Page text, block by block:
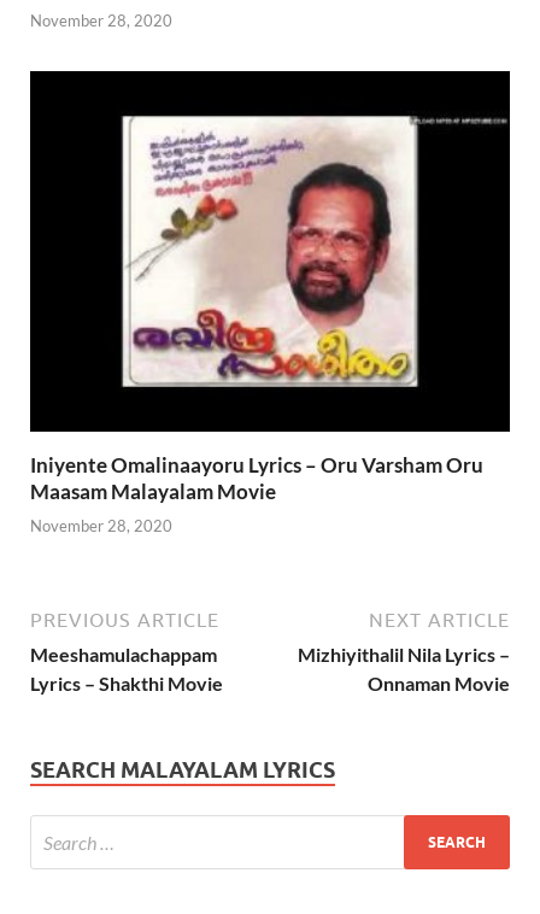
November 28, 2020
Iniyente Omalinaayoru Lyrics – Oru Varsham Oru
Maasam Malayalam Movie
November 28, 2020
PREVIOUS ARTICLE
Meeshamulachappam
Lyrics – Shakthi Movie
NEXT ARTICLE
Mizhiyithalil Nila Lyrics –
Onnaman Movie
SEARCH MALAYALAM LYRICS